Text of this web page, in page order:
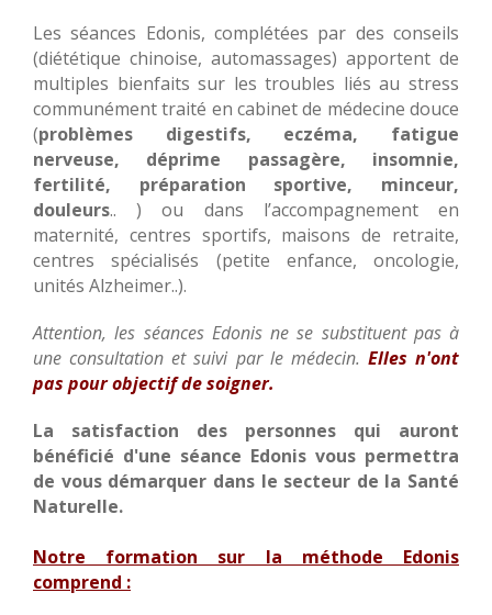
Les séances Edonis, complétées par des conseils
(diététique chinoise, automassages) apportent de
multiples bienfaits sur les troubles liés au stress
communément traité en cabinet de médecine douce
(problèmes digestifs, eczéma, fatigue
nerveuse, déprime passagère, insomnie,
fertilité, préparation sportive, minceur,
douleurs.. ) ou dans l’accompagnement en
maternité, centres sportifs, maisons de retraite,
centres spécialisés (petite enfance, oncologie,
unités Alzheimer..).
Attention, les séances Edonis ne se substituent pas à
une consultation et suivi par le médecin. Elles n'ont
pas pour objectif de soigner.
La satisfaction des personnes qui auront
bénéficié d'une séance Edonis vous permettra
de vous démarquer dans le secteur de la Santé
Naturelle.
Notre formation sur la méthode Edonis
comprend :